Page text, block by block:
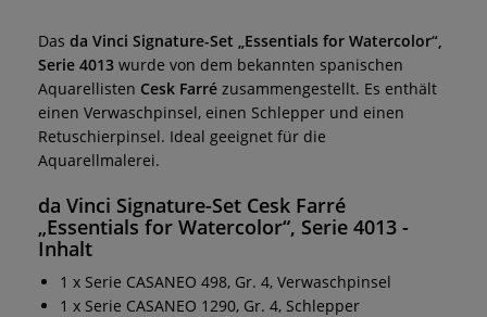
Das da Vinci Signature-Set „Essentials for Watercolor“,
Serie 4013 wurde von dem bekannten spanischen
Aquarellisten Cesk Farré zusammengestellt. Es enthält
einen Verwaschpinsel, einen Schlepper und einen
Retuschierpinsel. Ideal geeignet für die
Aquarellmalerei.
da Vinci Signature-Set Cesk Farré
„Essentials for Watercolor“, Serie 4013 -
Inhalt
1 x Serie CASANEO 498, Gr. 4, Verwaschpinsel
1 x Serie CASANEO 1290, Gr. 4, Schlepper